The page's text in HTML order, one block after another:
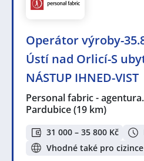
Operátor výroby-
Ústí nad Orlicí-S
NÁSTUP IHNED-VIST
Personal fabric -
Pardubice(19 km)
31 000 – 35 800 Kč
Vhodné také pro cizince